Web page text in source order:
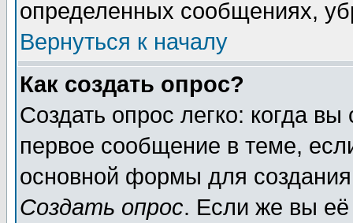
определенных сообщениях,
Вернуться к началу
Как создать опрос?
Создать опрос легко: когда
первое сообщение в теме,
основной формы для
Создать опрос. Если же вы её